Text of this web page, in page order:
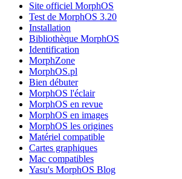
Site officiel MorphOS
Test de MorphOS 3.20
Installation
Bibliothèque MorphOS
Identification
MorphZone
MorphOS.pl
Bien débuter
MorphOS l'éclair
MorphOS en revue
MorphOS en images
MorphOS les origines
Matériel compatible
Cartes graphiques
Mac compatibles
Yasu's MorphOS Blog